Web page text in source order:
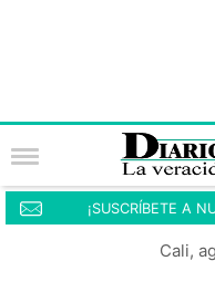
¡SUSCRÍBETE A
Cali,